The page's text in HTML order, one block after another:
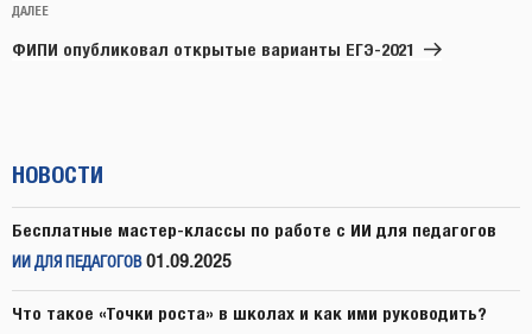
Следующая
запись
ДАЛЕЕ
ФИПИ опубликовал открытые варианты ЕГЭ-2021
НОВОСТИ
Бесплатные мастер-классы по работе с ИИ для педагогов
ИИ ДЛЯ ПЕДАГОГОВ 01.09.2025
Что такое «Точки роста» в школах и как ими руководить?